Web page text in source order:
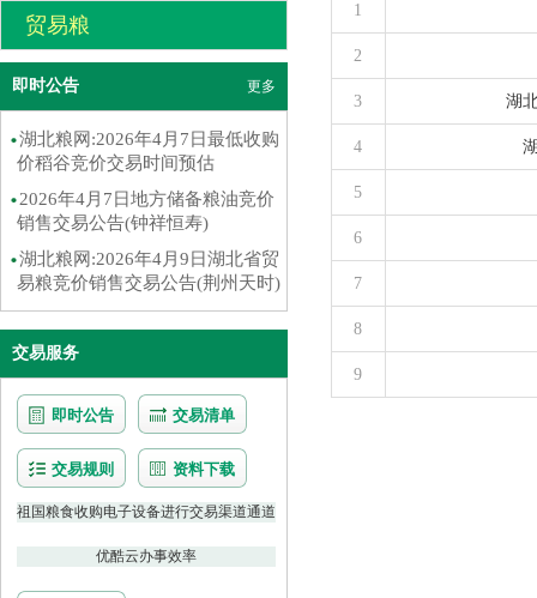
贸易粮
即时公告 更多
湖北粮网:2026年4月7日最低收购
价稻谷竞价交易时间预估
2026年4月7日地方储备粮油竞价
销售交易公告(钟祥恒寿)
湖北粮网:2026年4月9日湖北省贸
易粮竞价销售交易公告(荆州天时)
交易服务
即时公告 交易清单
交易规则 资料下载
祖国粮食收购电子设备进行交易渠道通道
优酷云办事效率
1
2
3 湖
4
5
6
7
8
9